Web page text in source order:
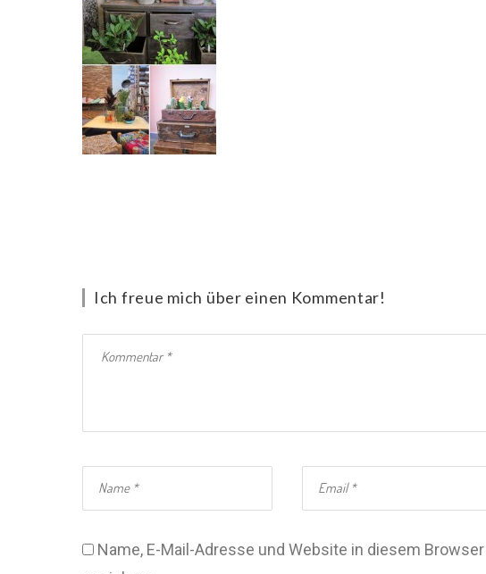
Ich freue mich über einen Kommentar!
Name, E-Mail-Adresse und Website in diesem